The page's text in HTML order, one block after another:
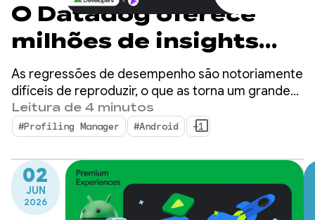
O Datadog oferece
milhões de insights
detalhados de
performance com o
ProfilingManager
As regressões de desempenho são notoriamente
difíceis de reproduzir, o que as torna um grande
gargalo para desenvolvedores de dispositivos
móveis.
Leitura de 4 minutos
#Profiling Manager #Android +1
02
JUN
2026